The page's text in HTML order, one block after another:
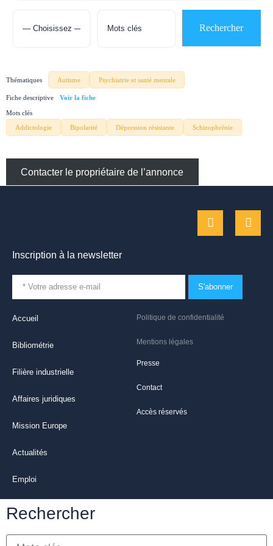
Thématiques Autisme Psychiatrie et santé mentale
Fiche descriptive
Mots clés
Addictologie
Bipolarité Dépression résistante Schizophrénie
Contacter le propriétaire de l’annonce
Politique de confidentialité
Mentions légales
Presse
Contact
Accès réservés
Accueil
Bibliométrie
Filière industrielle
Affaires juridiques
Mission Europe
Actualités
Emploi
Inscription à la newsletter
S'abonner
Rechercher